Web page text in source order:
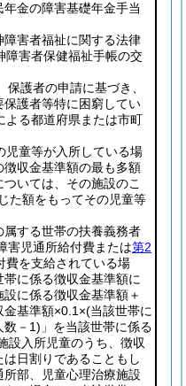
金の障害基礎年金手当
害者福祉に関する法律
障害者保健福祉手帳の交
護者の申請に基づき、
護者等特に困窮してい
よる都道府県または市町
童等が入所している場
収金基準額の最も多額
いては、その施設のこ
た額をもってその児童等
する世帯の扶養義務者
害児通所給付費または第2
費を支給されている場
に係る徴収金基準額に
設に係る徴収金基準額＋
金基準額×0.1×(当該世帯に
数－1) 」を当該世帯に係る
設入所児童のうち、徴収
日割りであることもし
所部、児童心理治療施設